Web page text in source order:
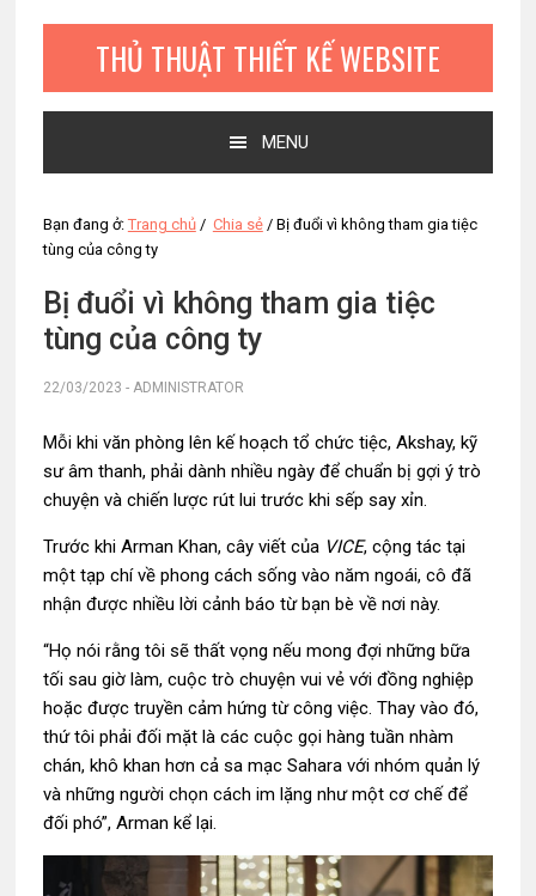
THỦ THUẬT THIẾT KẾ WEBSITE
MENU
Bạn đang ở: Trang chủ / Chia sẻ /Bị đuổi vì không tham gia tiệc
tùng của công ty
Bị đuổi vì không tham gia tiệc
tùng của công ty
22/03/2023 - ADMINISTRATOR
Mỗi khi văn phòng lên kế hoạch tổ chức tiệc, Akshay, kỹ
sư âm thanh, phải dành nhiều ngày để chuẩn bị gợi ý trò
chuyện và chiến lược rút lui trước khi sếp say xỉn.
Trước khi Arman Khan, cây viết của VICE, cộng tác tại
một tạp chí về phong cách sống vào năm ngoái, cô đã
nhận được nhiều lời cảnh báo từ bạn bè về nơi này.
“Họ nói rằng tôi sẽ thất vọng nếu mong đợi những bữa
tối sau giờ làm, cuộc trò chuyện vui vẻ với đồng nghiệp
hoặc được truyền cảm hứng từ công việc. Thay vào đó,
thứ tôi phải đối mặt là các cuộc gọi hàng tuần nhàm
chán, khô khan hơn cả sa mạc Sahara với nhóm quản lý
và những người chọn cách im lặng như một cơ chế để
đối phó”, Arman kể lại.